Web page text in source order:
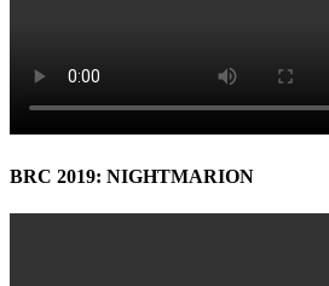
BRC 2019: NIGHTMARION